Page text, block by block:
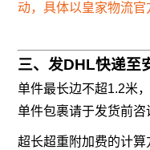
动，具体以皇家物流官
三、发DHL快递至
单件最长边不超1.2米
单件包裹请于发货前咨
超长超重附加费的计算